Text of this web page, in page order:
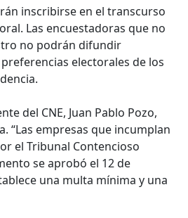
inscribirse en el transcurso
Las encuestadoras que no
no podrán difundir
electorales de los
del CNE, Juan Pablo Pozo,
“Las empresas que incumplan
el Tribunal Contencioso
se aprobó el 12 de
una multa mínima y una